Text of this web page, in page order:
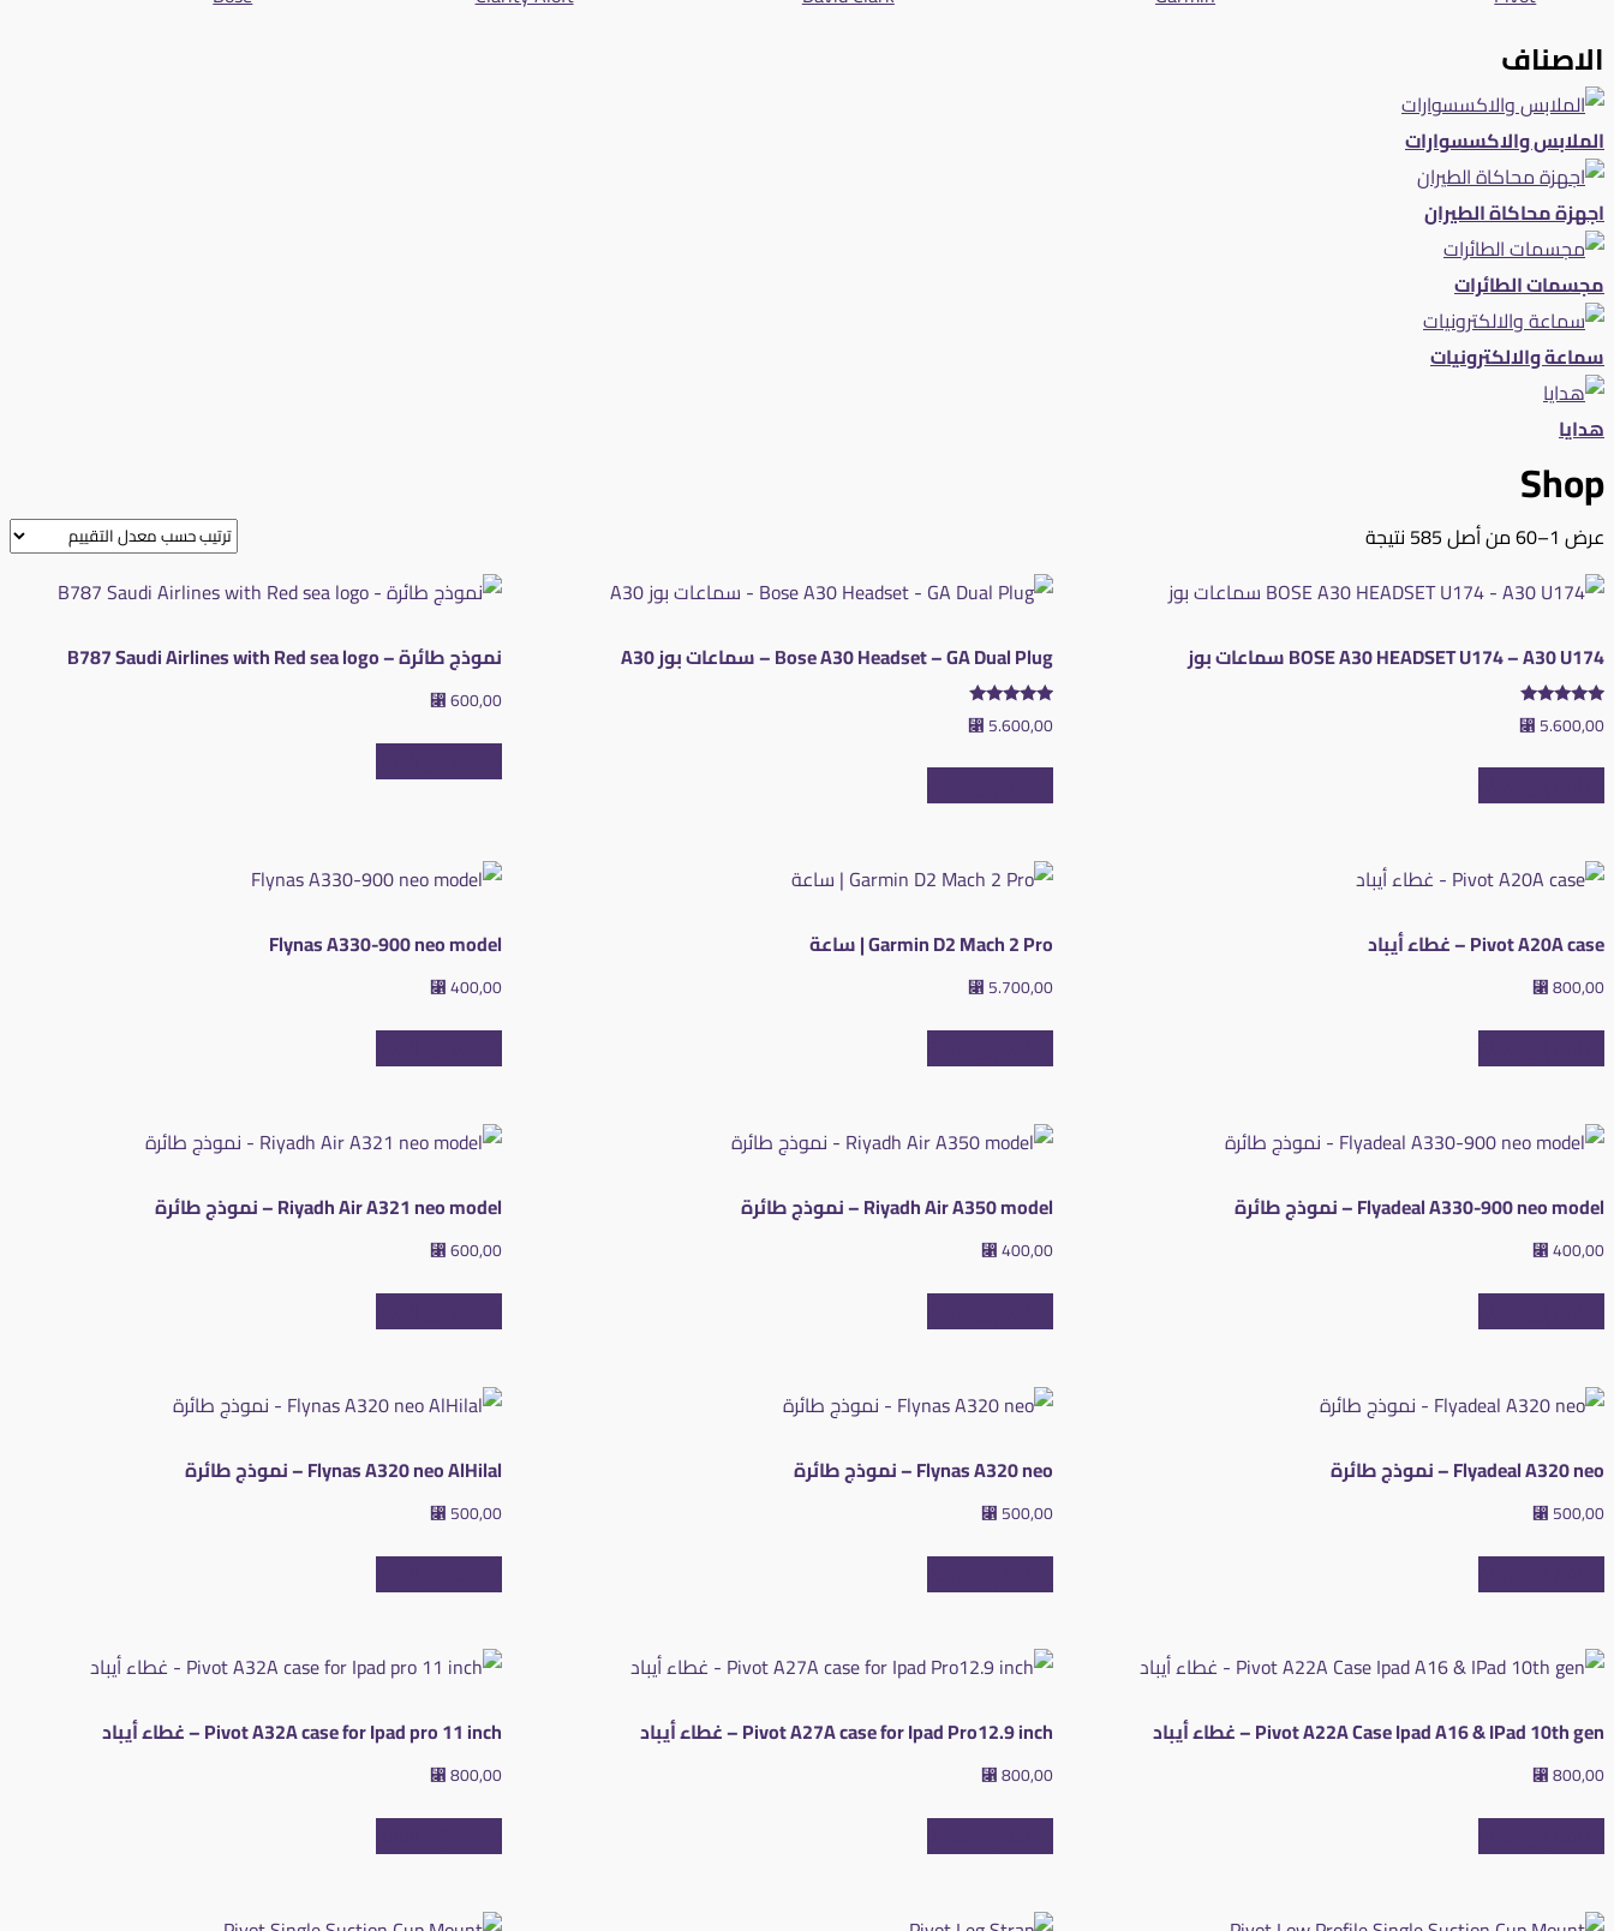
الاصناف
الملابس والاكسسوارات
اجهزة محاكاة الطيران
مجسمات الطائرات
سماعة والالكترونيات
هدايا
Shop
عرض 1–60 من أصل 585 نتيجة
تم
حسب
متوسط
BOSE A30 HEADSET U174 – A30 U174 سماعات بوز
تم التقييم
5.00
⃁5.600,00
Bose A30 Headset – GA Dual Plug – سماعات بوز A30
تم التقييم
5.00
⃁5.600,00
نموذج طائرة – B787 Saudi Airlines with Red sea logo
⃁600,00
Pivot A20A case – غطاء أيباد
⃁800,00
Garmin D2 Mach 2 Pro | ساعة
⃁5.700,00
Flynas A330-900 neo model
⃁400,00
Flyadeal A330-900 neo model – نموذج طائرة
⃁400,00
Riyadh Air A350 model – نموذج طائرة
⃁400,00
Riyadh Air A321 neo model – نموذج طائرة
⃁600,00
Flyadeal A320 neo – نموذج طائرة
⃁500,00
Flynas A320 neo – نموذج طائرة
⃁500,00
Flynas A320 neo AlHilal – نموذج طائرة
⃁500,00
Pivot A22A Case Ipad A16 & IPad 10th gen – غطاء أيباد
⃁800,00
Pivot A27A case for Ipad Pro12.9 inch – غطاء أيباد
⃁800,00
Pivot A32A case for Ipad pro 11 inch – غطاء أيباد
⃁800,00